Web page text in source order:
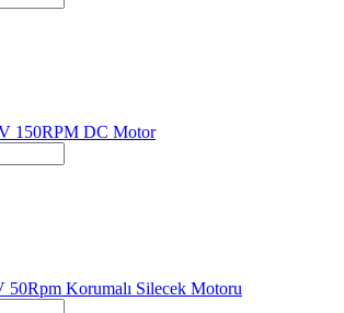
150RPM DC Motor
Korumalı Silecek Motoru